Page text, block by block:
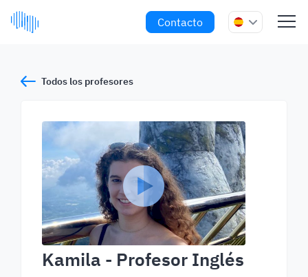
Contacto
Todos los profesores
Kamila - Profesor Inglés